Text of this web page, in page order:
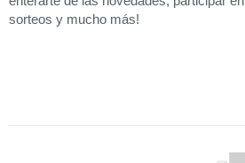
sorteos y mucho más!